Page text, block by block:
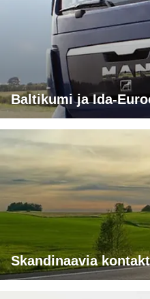
Baltikumi ja Ida-
Skandinaavia